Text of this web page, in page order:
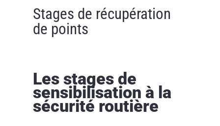
Stages de récupération
de points
Les stages de
sensibilisation à la
sécurité routière